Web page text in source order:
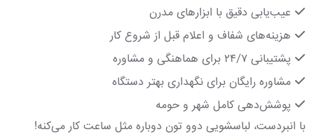
عیب‌یابی دقیق با ابزارهای مدرن
هزینه‌های شفاف و اعلام قبل از شروع کار
پشتیبانی ۲۴/۷ برای هماهنگی و مشاوره
مشاوره رایگان برای نگهداری بهتر دستگاه
پوشش‌دهی کامل شهر و حومه
با انبردست، لباسشویی دوو تون دوباره مثل ساعت کار می‌کنه!